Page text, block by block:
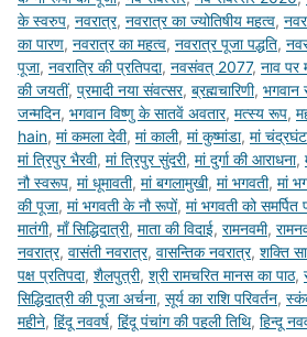
के स्वरुप, नवरात्र, नवरात्र का ज्योतिषीय महत्व,
का पारण, नवरात्र का महत्व, नवरात्र पूजा पद्धति,
पूजा, नवरात्रि की प्रतिपदा, नवसंवत् 2077, नाव पर
की जयतीं, प्रमादी नया संवत्सर, ब्रह्मचारिणी, भगवान
जन्मदिन, भगवान व‌िष्णु के सातवें अवतार, मत्स्य रूप,
hain, मां कमला देवी, मां काली, मां कुष्मांडा, मां
मां त्रिपुर भैरवी, मां त्रिपुर सुंदरी, मां दुर्गा की आराधना,
नौ स्वरूप, मां धूमावती, मां बगलामुखी, मां भगवती, मां
की पूजा, मां भगवती के नौ रूपों, मां भगवती को समर्पित
मातंगी, माँ सिद्धिदात्री, माता की विदाई, रामनवमी,
नवरात्र, वासंती नवरात्र, वासन्तिक नवरात्र, शक्ति
पक्ष प्रतिपदा, शैलपुत्री, श्री रामचरित मानस का पाठ,
सिद्धिदात्री की पूजा अर्चना, सूर्य का राश‌ि पर‌िवर्तन,
महीने, हिंदू नववर्ष, हिंदू पंचांग की पहली तिथि, ह‌िन्दू